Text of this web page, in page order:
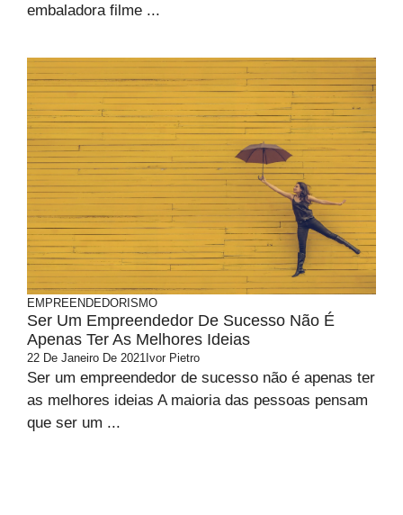
embaladora filme ...
EMPREENDEDORISMO
Ser Um Empreendedor De Sucesso Não É
Apenas Ter As Melhores Ideias
22 De Janeiro De 2021 Ivor Pietro
Ser um empreendedor de sucesso não é apenas ter
as melhores ideias A maioria das pessoas pensam
que ser um ...